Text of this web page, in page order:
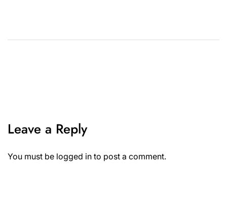
Leave a Reply
You must be logged in to post a comment.